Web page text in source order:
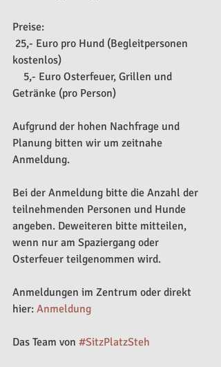
Preise:
kostenlos)
Getränke (pro Person)
Aufgrund der hohen Nachfrage und
Planung bitten wir um zeitnahe
Anmeldung.
Bei der Anmeldung bitte die Anzahl der
teilnehmenden Personen und Hunde
angeben. Deweiteren bitte mitteilen,
wenn nur am Spaziergang oder
Osterfeuer teilgenommen wird.
Anmeldungen im Zentrum oder direkt
hier: Anmeldung
Das Team von #SitzPlatzSteh